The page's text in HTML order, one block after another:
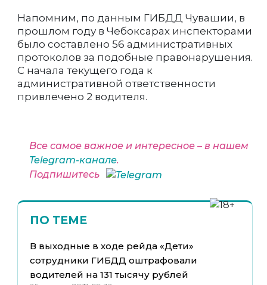
Напомним, по данным ГИБДД Чувашии, в
прошлом году в Чебоксарах инспекторами
было составлено 56 административных
протоколов за подобные правонарушения.
С начала текущего года к
административной ответственности
привлечено 2 водителя.
Все самое важное и интересное – в нашем
Telegram-канале.
Подпишитесь
ПО ТЕМЕ
В выходные в ходе рейда «Дети»
сотрудники ГИБДД оштрафовали
водителей на 131 тысячу рублей